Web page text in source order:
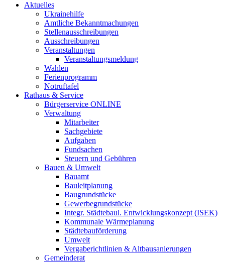
Aktuelles
Ukrainehilfe
Amtliche Bekanntmachungen
Stellenausschreibungen
Ausschreibungen
Veranstaltungen
Veranstaltungsmeldung
Wahlen
Ferienprogramm
Notruftafel
Rathaus & Service
Bürgerservice ONLINE
Verwaltung
Mitarbeiter
Sachgebiete
Aufgaben
Fundsachen
Steuern und Gebühren
Bauen & Umwelt
Bauamt
Bauleitplanung
Baugrundstücke
Gewerbegrundstücke
Integr. Städtebaul. Entwicklungskonzept (ISEK)
Kommunale Wärmeplanung
Städtebauförderung
Umwelt
Vergaberichtlinien & Altbausanierungen
Gemeinderat